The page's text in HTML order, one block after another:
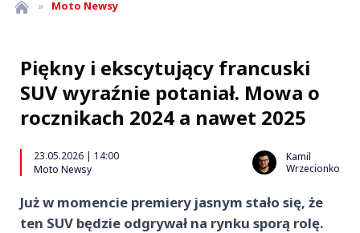
» Moto Newsy
Piękny i ekscytujący francuski
SUV wyraźnie potaniał. Mowa o
rocznikach 2024 a nawet 2025
23.05.2026 | 14:00
Moto Newsy
Kamil
Wrzecionko
Już w momencie premiery jasnym stało się, że
ten SUV będzie odgrywał na rynku sporą rolę.